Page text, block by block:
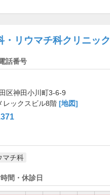
・リウマチ科クリニック
話番号
区神田小川町3-6-9
レックスビル8階 [地図]
マチ科
間・休診日